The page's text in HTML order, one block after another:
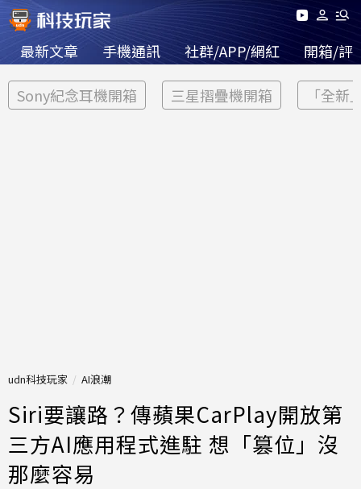
最新文章 手機通訊 社群/APP/網紅 開箱/評
Sony紀念耳機開箱 三星摺疊機開箱 「全新
udn科技玩家 AI浪潮
Siri要讓路？傳蘋果CarPlay開放第
三方AI應用程式進駐 想「篡位」沒
那麼容易